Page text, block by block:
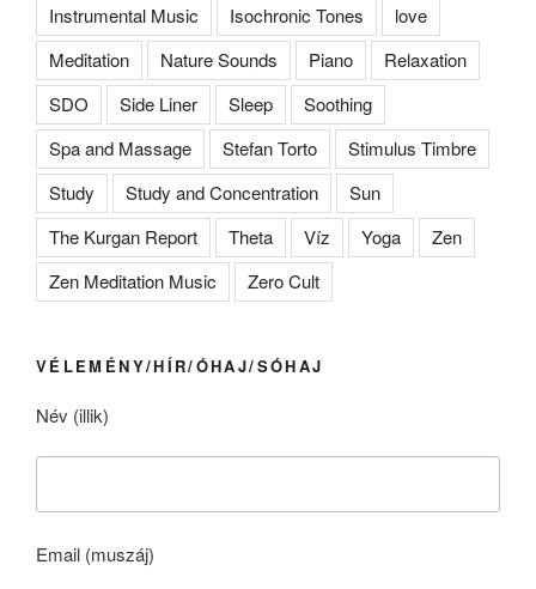
Instrumental Music Isochronic Tones
love
Meditation
Nature Sounds Piano
Relaxation
SDO
Side Liner Sleep
Soothing
Spa and Massage
Stefan Torto
Stimulus Timbre
Study
Study and Concentration
Sun
The Kurgan Report
Theta Víz Yoga
Zen
Zen Meditation Music
Zero Cult
VÉLEMÉNY/HÍR/ÓHAJ/SÓHAJ
Név (illik)
Email (muszáj)